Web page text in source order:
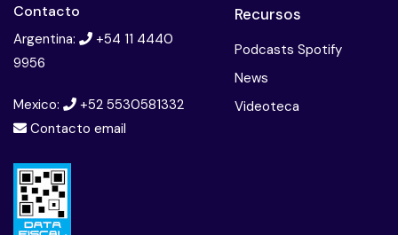
Contacto
Argentina:
+54 11 4440
9956
Mexico:
+52 5530581332
Contacto email
Recursos
Podcasts Spotify
News
Videoteca